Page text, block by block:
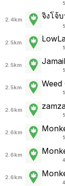
2.4km จิงโจ้บ
2.5km
2.5km
2.5km Weed
2.6km
2.6km
2.6km
2.6km